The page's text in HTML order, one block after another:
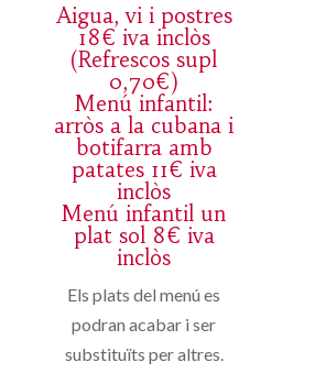
Aigua, vi i postres
18€ iva inclòs
(Refrescos supl
0,70€)
Menú infantil:
arròs a la cubana i
botifarra amb
patates 11€ iva
inclòs
Menú infantil un
plat sol 8€ iva
inclòs
Els plats del menú es
podran acabar i ser
substituïts per altres.